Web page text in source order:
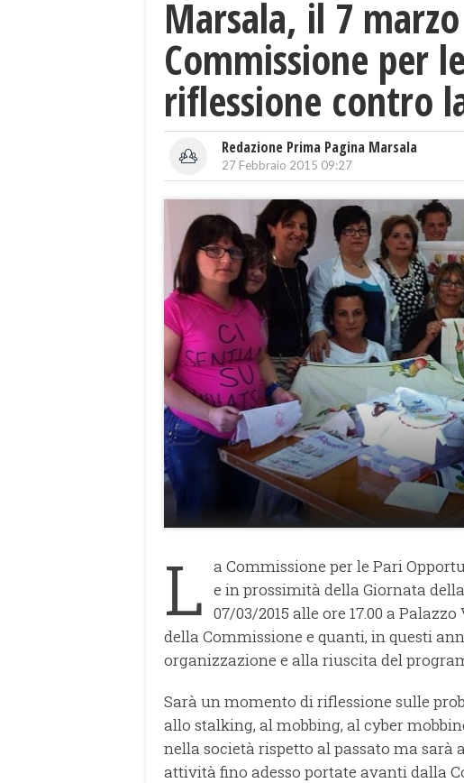
Marsala, il 7
Commissione per
riflessione contro
Redazione Prima Pagina Marsala
27 Febbraio 2015 09:27
L a Commissione per le Pari
e inprossimità della Giornata
07/03/2015 alle ore 17.00 a Palazzo
della Commissione e quanti, in questi
organizzazione e alla riuscita del
Sarà un momento di riflessione sulle
allo stalking, al mobbing, al cyber
nella società rispetto al passato ma sarà
attività fino adesso portate avanti dalla